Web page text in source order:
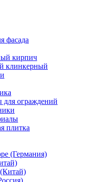
фасада
кирпич
клинкерный
ограждений
плитка
(Германия)